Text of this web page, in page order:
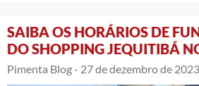
SAIBA OS HORÁRIOS DE
DO SHOPPING JEQUITIBÁ
Pimenta Blog - 27 de dezembro de 2023